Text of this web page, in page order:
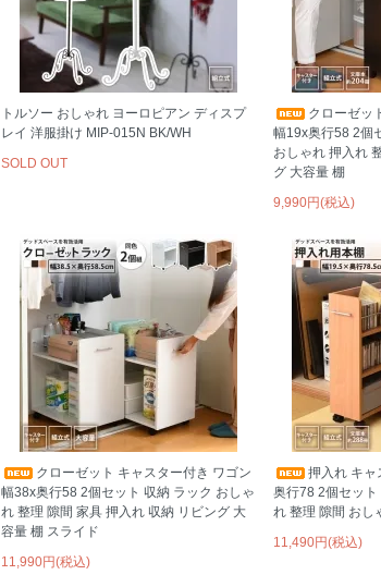
トルソー おしゃれ ヨーロピアン ディスプ
レイ 洋服掛け MIP-015N BK/WH
SOLD OUT
クローゼッ
幅19x奥行58 2個
おしゃれ 押入れ
グ 大容量 棚
9,990円(税込)
クローゼット キャスター付き ワゴン
幅38x奥行58 2個セット 収納 ラック おしゃ
れ 整理 隙間 家具 押入れ 収納 リビング 大
容量 棚 スライド
11,990円(税込)
押入れ キャ
奥行78 2個セット
れ 整理 隙間 おし
11,490円(税込)